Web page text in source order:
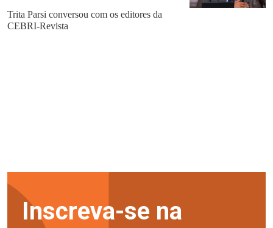
Trita Parsi conversou com os editores da
CEBRI-Revista
Inscreva-se na